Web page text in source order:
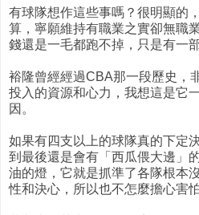
有球隊想作這些事嗎？很明顯的
算，寧願維持有職業之實卻無職
錢還是一毛都跑不掉，只是有一
裕隆曾經經過CBA那一段歷史，
投入的資源和心力，我想這是它
因。
如果有四支以上的球隊真的下定
到最後還是會有「西瓜偎大邊」
油的燈，它就是抓準了各隊根本
性和決心，所以也不怎麼擔心害怕